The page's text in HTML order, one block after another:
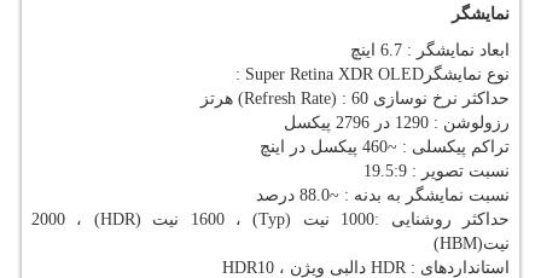
نمایشگر
ابعاد نمایشگر : 6.7 اینچ
نوع نمایشگر : Super Retina XDR OLED
حداکثر نرخ نوسازی (Refresh Rate) : 60 هرتز
رزولوشن : 1290 در 2796 پیکسل
تراکم پیکسلی : ~460 پیکسل در اینچ
نسبت تصویر : 19.5:9
نسبت نمایشگر به بدنه : ~88.0 درصد
حداکثر روشنایی :1000 نیت
(Typ) ، 1600 نیت (HDR)
، 2000
نیت(HBM)
استانداردهای HDR : دالبی ویژن ، HDR10